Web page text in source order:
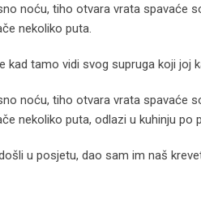
noću, tiho otvara vrata spavaće
nekoliko puta.
kad tamo vidi svog supruga koji joj
noću, tiho otvara vrata spavaće
nekoliko puta, odlazi u kuhinju po
u posjetu, dao sam im naš